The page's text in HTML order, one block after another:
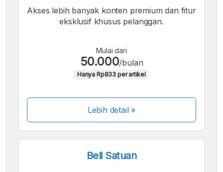
Akses lebih banyak konten premium dan fitur
eksklusif khusus pelanggan.
Mulai dari
50.000/bulan
Hanya Rp833 per artikel
Lebih detail »
Beli Satuan